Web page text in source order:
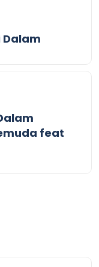
Dalam
feat